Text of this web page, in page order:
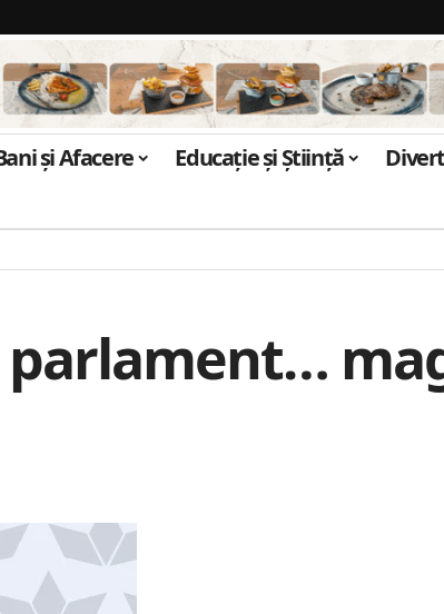
și Afacere Educație și Știință